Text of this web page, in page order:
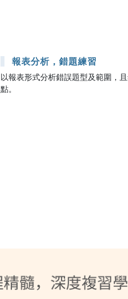
報表分析，錯題練習
以報表形式分析錯誤題型及範圍，
點。